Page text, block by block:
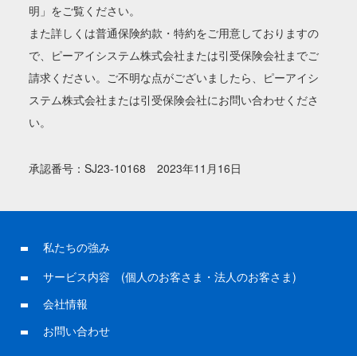
明」をご覧ください。
また詳しくは普通保険約款・特約をご用意しておりますの
で、ピーアイシステム株式会社または引受保険会社までご
請求ください。ご不明な点がございましたら、ピーアイシ
ステム株式会社または引受保険会社にお問い合わせくださ
い。
承認番号：SJ23-10168 2023年11月16日
私たちの強み
サービス内容
(個人のお客さま ・法人のお客さま)
会社情報
お問い合わせ